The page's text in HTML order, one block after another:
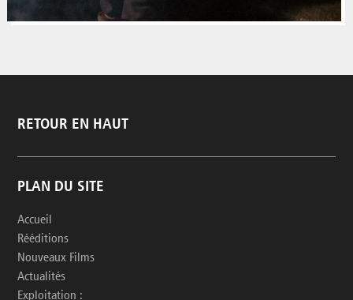
RETOUR EN HAUT
PLAN DU SITE
Accueil
Rééditions
Nouveaux Films
Actualités
Exploitation :